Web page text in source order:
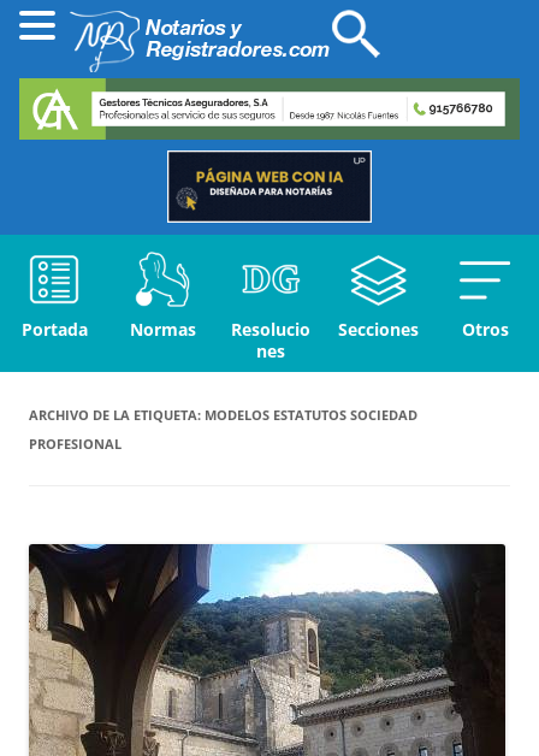
Portada Normas
Resolucio
nes
Secciones Otros
ARCHIVO DE LA ETIQUETA: MODELOS ESTATUTOS SOCIEDAD
PROFESIONAL